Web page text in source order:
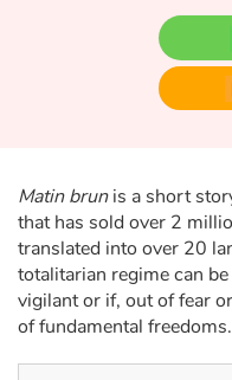
Fable, myth, literature
Ogres, monsters and
Heroines and Heroes
Ecology, nature, seasons
Matin brunis a short
that has sold over 2
translated into over 20
totalitarian regime can
vigilant or if, out of fear
of fundamental freedoms.